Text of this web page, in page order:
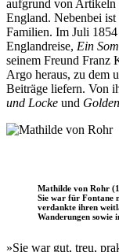
aufgrund von Artikeln
England. Nebenbei
Familien. Im Juli
Englandreise, Ein
seinem Freund Franz
Argo heraus, zu dem
Beiträge liefern. Von
und Locke und
Mathilde von Rohr
Sie war für Fontane
verdankte ihren
Wanderungen sowie
»Sie war gut, treu,